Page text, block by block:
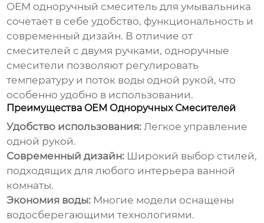
OEM одноручный смеситель для умывальника
сочетает в себе удобство, функциональность и
современный дизайн. В отличие от
смесителей с двумя ручками, одноручные
смесители позволяют регулировать
температуру и поток воды одной рукой, что
особенно удобно в использовании.
Преимущества OEM Одноручных Смесителей
Удобство использования: Легкое управление
одной рукой.
Современный дизайн: Широкий выбор стилей,
подходящих для любого интерьера ванной
комнаты.
Экономия воды: Многие модели оснащены
водосберегающими технологиями.